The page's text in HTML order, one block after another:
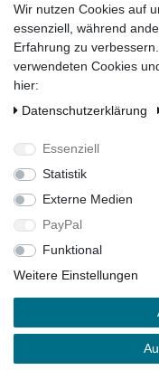
Unternehmen
Datenschutzerklärung
Impressum
Über uns
Folgen Sie uns auf
Alle
* Die verkauften
in
** Der kostenlose
des
Wir nutzen Cookies auf
essenziell, während
Erfahrung zu
verwendeten Cookies
hier:
Daten­schutz­erklärung
Essenziell
Statistik
Externe Medien
PayPal
Funktional
Weitere Einstellungen